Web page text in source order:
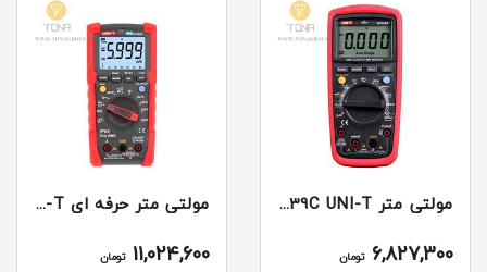
مولتی متر UT139C UNI-T
6,827,300 تومان
مولتی متر حرفه ای UT191E UNI-T
11,024,600 تومان